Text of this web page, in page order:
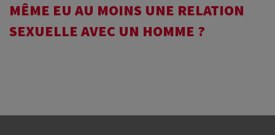
MÊME EU AU MOINS UNE RELATION
SEXUELLE AVEC UN HOMME ?